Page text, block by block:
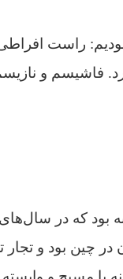
راست افراطی
فاشیسم و
در چین بود و